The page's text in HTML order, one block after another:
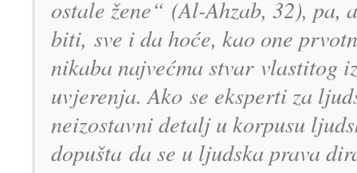
ostale žene“ (Al-Ahzab, 32), pa,
biti, sve i da hoće, kao one
nikaba najvećma stvar vlastitog
uvjerenja. Ako se eksperti za
neizostavni detalj u korpusu
dopušta da se u ljudska prava